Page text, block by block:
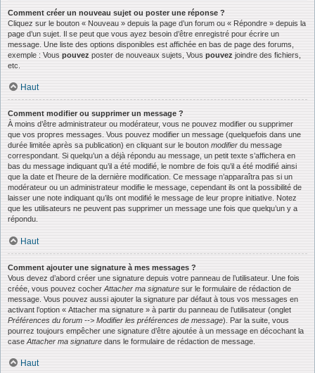
Comment créer un nouveau sujet ou poster une réponse ?
Cliquez sur le bouton « Nouveau » depuis la page d’un forum ou « Répondre » depuis la
page d’un sujet. Il se peut que vous ayez besoin d’être enregistré pour écrire un
message. Une liste des options disponibles est affichée en bas de page des forums,
exemple : Vous pouvez poster de nouveaux sujets, Vous pouvez joindre des fichiers,
etc.
Haut
Comment modifier ou supprimer un message ?
À moins d’être administrateur ou modérateur, vous ne pouvez modifier ou supprimer
que vos propres messages. Vous pouvez modifier un message (quelquefois dans une
durée limitée après sa publication) en cliquant sur le bouton modifier du message
correspondant. Si quelqu’un a déjà répondu au message, un petit texte s’affichera en
bas du message indiquant qu’il a été modifié, le nombre de fois qu’il a été modifié ainsi
que la date et l’heure de la dernière modification. Ce message n’apparaîtra pas si un
modérateur ou un administrateur modifie le message, cependant ils ont la possibilité de
laisser une note indiquant qu’ils ont modifié le message de leur propre initiative. Notez
que les utilisateurs ne peuvent pas supprimer un message une fois que quelqu’un y a
répondu.
Haut
Comment ajouter une signature à mes messages ?
Vous devez d’abord créer une signature depuis votre panneau de l’utilisateur. Une fois
créée, vous pouvez cocher Attacher ma signature sur le formulaire de rédaction de
message. Vous pouvez aussi ajouter la signature par défaut à tous vos messages en
activant l’option « Attacher ma signature » à partir du panneau de l’utilisateur (onglet
Préférences du forum --> Modifier les préférences de message). Par la suite, vous
pourrez toujours empêcher une signature d’être ajoutée à un message en décochant la
case Attacher ma signature dans le formulaire de rédaction de message.
Haut